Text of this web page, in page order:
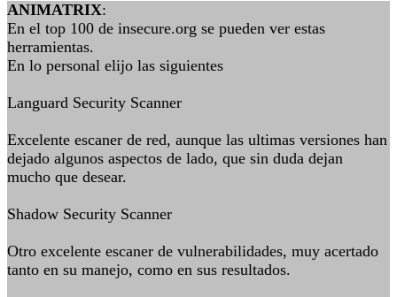
ANIMATRIX:
En el top 100 de insecure.org se pueden ver estas
herramientas.
En lo personal elijo las siguientes
Languard Security Scanner
Excelente escaner de red, aunque las ultimas versiones han
dejado algunos aspectos de lado, que sin duda dejan
mucho que desear.
Shadow Security Scanner
Otro excelente escaner de vulnerabilidades, muy acertado
tanto en su manejo, como en sus resultados.